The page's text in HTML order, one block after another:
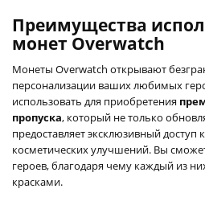
Преимущества
монет Overwatch
Монеты Overwatch открывают
персонализации ваших любимых
использовать для приобретения
пропуска, который не только
предоставляет эксклюзивный
косметических улучшений. Вы
героев, благодаря чему каждый из
красками.